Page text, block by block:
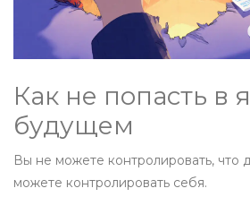
Как не попасть в
будущем
Вы не можете контролировать, что
можете контролировать себя.